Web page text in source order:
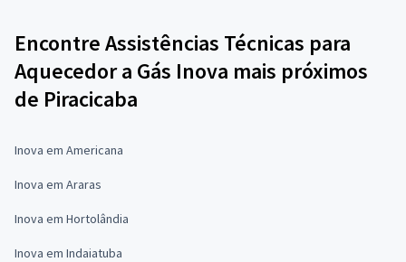
Encontre Assistências Técnicas para
Aquecedor a Gás Inova mais próximos
de Piracicaba
Inova em Americana
Inova em Araras
Inova em Hortolândia
Inova em Indaiatuba